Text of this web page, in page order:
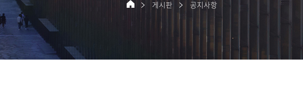
게시판 공지사항